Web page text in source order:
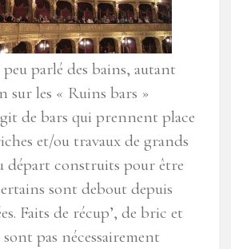
parlé des bains, autant
sur les « Ruins bars »
de bars qui prennent place
et/ou travaux de grands
départ construits pour être
sont debout depuis
Faits de récup’, de bric et
pas nécessairement